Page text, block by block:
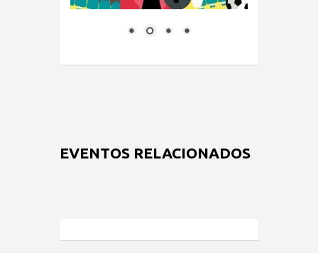
EVENTOS RELACIONADOS